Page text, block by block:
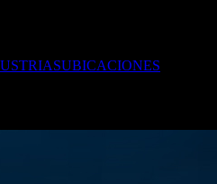
UBICACIONES